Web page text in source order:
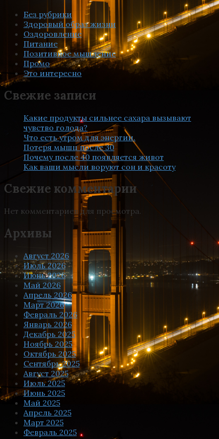
Без рубрики
Здоровый образ жизни
Оздоровление
Питание
Позитивное мышление
Промо
Это интересно
Свежие записи
Какие продукты сильнее сахара вызывают
чувство голода?
Что есть утром для энергии.
Потеря мышц после 30
Почему после 40 появляется живот
Как ваши мысли воруют сон и красоту
Свежие комментарии
Нет комментариев для просмотра.
Архивы
Август 2026
Июль 2026
Июнь 2026
Май 2026
Апрель 2026
Март 2026
Февраль 2026
Январь 2026
Декабрь 2025
Ноябрь 2025
Октябрь 2025
Сентябрь 2025
Август 2025
Июль 2025
Июнь 2025
Май 2025
Апрель 2025
Март 2025
Февраль 2025